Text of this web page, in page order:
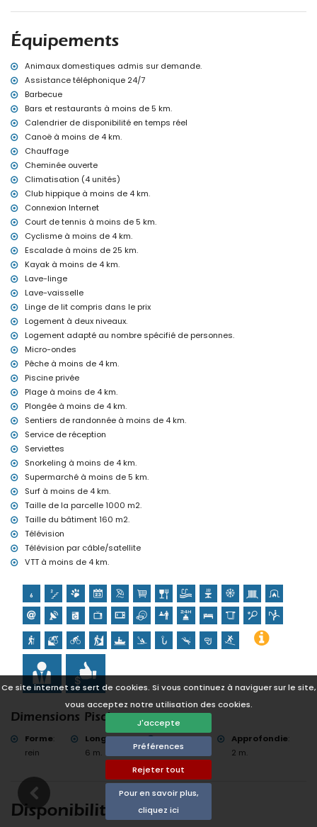
Ce site internet se sert de cookies. Si vous continuez à naviguer sur le site,
vous acceptez notre utilisation des cookies.
J'accepte
Préférences
Rejeter tout
Pour en savoir plus,
cliquez ici
parc le plus proche : Circle Park, Moraira (à moins de 10 kilomètres
de la villa)
aéroport le plus proche : Alicante (à moins de 100 kilomètres de la
villa)
L'hébergement est très approprié pour les familles avec enfants
Équipements et services inclus dans le prix de location de la villa
internet (WiFi)
fer et planche à repasser
linge de lit et serviettes
service de réception et service d'urgence 24 heures sur 24
chauffage par air et climatisation
Équipements et services en supplément
lit supplémentaire et lit/berceau pour enfants (sur demande)
Divertissements et loisirs pour vos vacances à Benitachell, Costa
Blanca
bar (à moins de 5 kilomètres de la maison)
Sites et culture à Benitachell, Costa Blanca
bâtiment architectural (Village Historique, Benitachell), lieu
historique (Village Historique et Benitachell) (à moins de 5
kilomètres de l'hébergement)
musée (Village Historique, Javea), église (Paroisse de Sainte Mª
Magdalena, Benitachell), château (Château de Teulada-Moraira),
ruine (Tour de Cap d'Or) et monument (Château de Teulada-
Moraira) (à moins de 10 kilomètres de l'hébergement)
Sports
tennis, équitation, randonnée, VTT, cyclisme, canoë, kayak, pêche,
plongée, snorkeling et surf (à moins de 5 kilomètres de la villa)
golf (Club de Golf Javea) (à moins de 10 kilomètres de la villa)
escalade (à moins de 25 kilomètres de la villa)
Équipements
Animaux domestiques admis sur demande.
Assistance téléphonique 24/7
Barbecue
Bars et restaurants à moins de 5 km.
Calendrier de disponibilité en temps réel
Canoë à moins de 4 km.
Chauffage
Cheminée ouverte
Climatisation (4 unités)
Club hippique à moins de 4 km.
Connexion Internet
Court de tennis à moins de 5 km.
Cyclisme à moins de 4 km.
Escalade à moins de 25 km.
Kayak à moins de 4 km.
Lave-linge
Lave-vaisselle
Linge de lit compris dans le prix
Logement à deux niveaux.
Logement adapté au nombre spécifié de personnes.
Micro-ondes
Pêche à moins de 4 km.
Piscine privée
Plage à moins de 4 km.
Plongée à moins de 4 km.
Sentiers de randonnée à moins de 4 km.
Service de réception
Serviettes
Snorkeling à moins de 4 km.
Supermarché à moins de 5 km.
Surf à moins de 4 km.
Taille de la parcelle 1000 m2.
Taille du bâtiment 160 m2.
Télévision
Télévision par câble/satellite
VTT à moins de 4 km.
Dimensions Piscine
Forme:
rein
Longueur:
6 m.
Largeur:
3 m.
Approfondie:
2 m.
Disponibilité